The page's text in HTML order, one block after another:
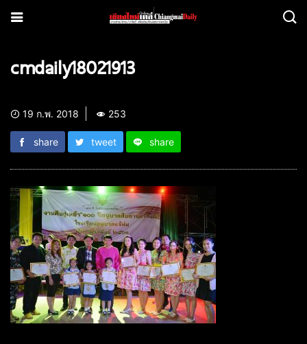
cmdaily18021913
19 ก.พ. 2018 253
share tweet share